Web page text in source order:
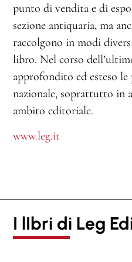
punto di vendita e di
sezione antiquaria, ma
raccolgono in modi
libro. Nel corso
approfondito ed esteso
nazionale, soprattutto in
ambito editoriale.
www.leg.it
I lIbri di Leg